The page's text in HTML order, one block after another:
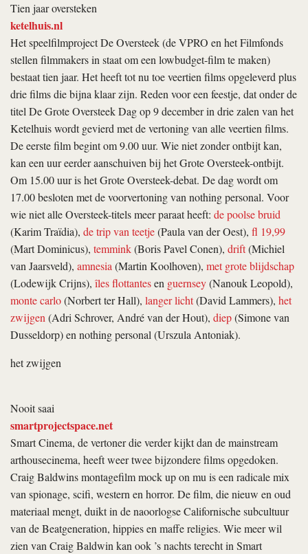
Tien jaar oversteken
ketelhuis.nl
Het speelfilmproject De Oversteek (de VPRO en het Filmfonds
stellen filmmakers in staat om een lowbudget-film te maken)
bestaat tien jaar. Het heeft tot nu toe veertien films opgeleverd plus
drie films die bijna klaar zijn. Reden voor een feestje, dat onder de
titel De Grote Oversteek Dag op 9 december in drie zalen van het
Ketelhuis wordt gevierd met de vertoning van alle veertien films.
De eerste film begint om 9.00 uur. Wie niet zonder ontbijt kan,
kan een uur eerder aanschuiven bij het Grote Oversteek-ontbijt.
Om 15.00 uur is het Grote Oversteek-debat. De dag wordt om
17.00 besloten met de voorvertoning vannothing personal. Voor
wie niet alle Oversteek-titels meer paraat heeft: de poolse bruid
(Karim Traïdia), de trip van teetje(Paula van der Oest), fl 19,99
(Mart Dominicus), temmink(Boris Pavel Conen), drift(Michiel
van Jaarsveld), amnesia(Martin Koolhoven), met grote blijdschap
(Lodewijk Crijns), îles flottantesen guernsey(Nanouk Leopold),
monte carlo(Norbert ter Hall), langer licht(David Lammers), het
zwijgen(Adri Schrover, André van der Hout), diep(Simone van
Dusseldorp) ennothing personal(Urszula Antoniak).
het zwijgen
Nooit saai
smartprojectspace.net
Smart Cinema, de vertoner die verder kijkt dan de mainstream
arthousecinema, heeft weer twee bijzondere films opgedoken.
Craig Baldwins montagefilmmock up on muis een radicale mix
van spionage, scifi, western en horror. De film, die nieuw en oud
materiaal mengt, duikt in de naoorlogse Californische subcultuur
van de Beatgeneration, hippies en maffe religies. Wie meer wil
zien van Craig Baldwin kan ook ’s nachts terecht in Smart